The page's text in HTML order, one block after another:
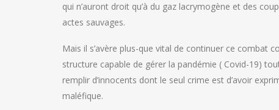
qui n’auront droit qu’à du gaz lacrymogène et des
actes sauvages.
Mais il s’avère plus-que vital de continuer ce combat
structure capable de gérer la pandémie ( Covid-19)
remplir d’innocents dont le seul crime est d’avoir
maléfique.